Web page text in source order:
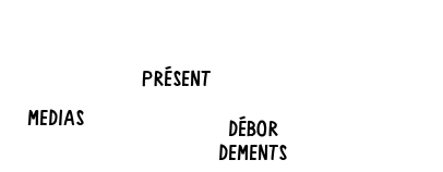
PRÉSENT
DÉBOR
DEMENTS
MEDIAS